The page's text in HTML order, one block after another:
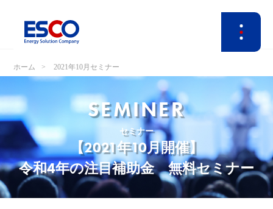
ホーム 2021年10月セミナー
SEMINER
セミナー
【2021年10月開催】
令和4年の注目補助金 無料セミナー